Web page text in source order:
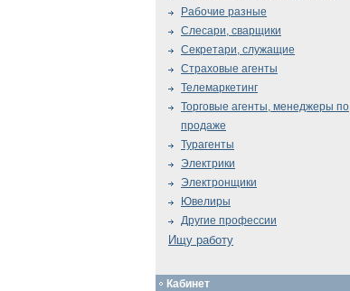
Рабочие разные
Слесари, сварщики
Секретари, служащие
Страховые агенты
Телемаркетинг
Торговые агенты, менеджеры по
продаже
Турагенты
Электрики
Электронщики
Ювелиры
Другие профессии
Ищу работу
Кабинет